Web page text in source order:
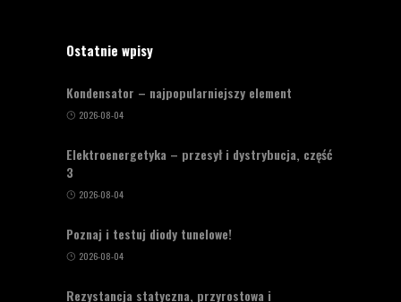
Ostatnie wpisy
Kondensator – najpopularniejszy element
2026-08-04
Elektroenergetyka – przesył i dystrybucja, część
3
2026-08-04
Poznaj i testuj diody tunelowe!
2026-08-04
Rezystancja statyczna, przyrostowa i